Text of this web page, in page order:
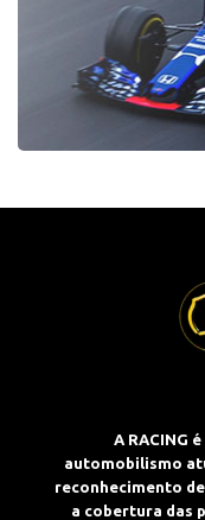
A RACING
automobilismo
reconhecimento
a cobertura das